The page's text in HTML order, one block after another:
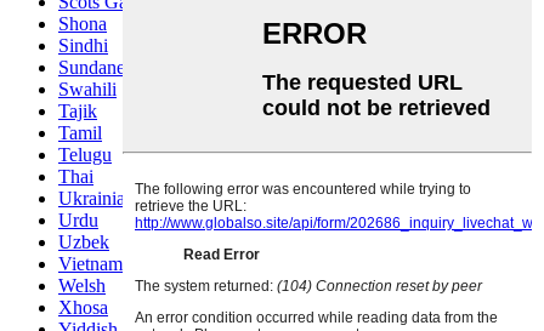
Shona
Sindhi
Sundanese
Swahili
Tajik
Tamil
Telugu
Thai
Ukrainian
Urdu
Uzbek
Vietnamese
Welsh
Xhosa